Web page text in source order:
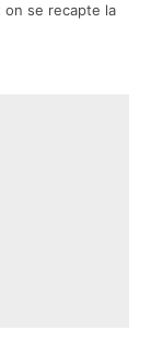
se recapte la